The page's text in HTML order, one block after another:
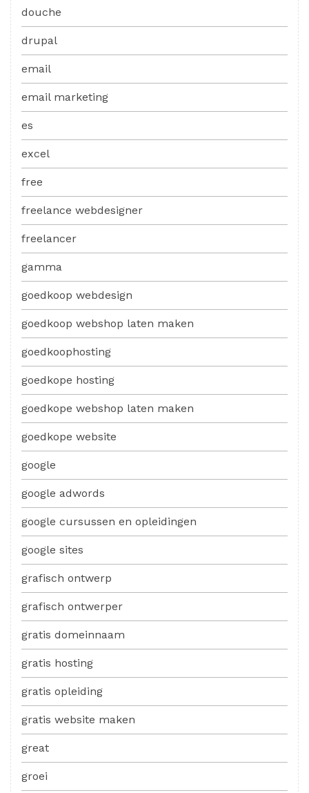
douche
drupal
email
email marketing
es
excel
free
freelance webdesigner
freelancer
gamma
goedkoop webdesign
goedkoop webshop laten maken
goedkoophosting
goedkope hosting
goedkope webshop laten maken
goedkope website
google
google adwords
google cursussen en opleidingen
google sites
grafisch ontwerp
grafisch ontwerper
gratis domeinnaam
gratis hosting
gratis opleiding
gratis website maken
great
groei